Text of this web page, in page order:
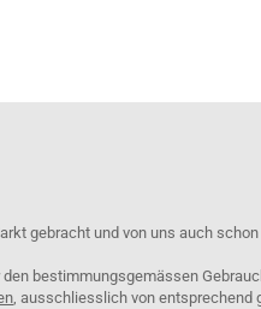
gebracht und von uns auch
bestimmungsgemässen
, ausschliesslich von entsprechend